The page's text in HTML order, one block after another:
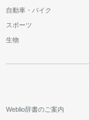
自動車・バイク
スポーツ
生物
Weblio辞書のご案内